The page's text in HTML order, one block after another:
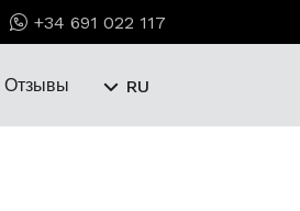
+34 691 022 117
Отзывы RU